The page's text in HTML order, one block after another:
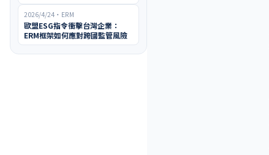
2026/4/24 ・ ERM
歐盟ESG指令衝擊台灣企業：
ERM框架如何應對跨國監管風險